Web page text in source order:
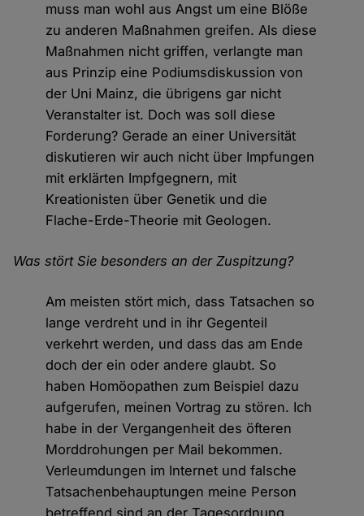
muss man wohl aus Angst um eine Blöße
zu anderen Maßnahmen greifen. Als diese
Maßnahmen nicht griffen, verlangte man
aus Prinzip eine Podiumsdiskussion von
der Uni Mainz, die übrigens gar nicht
Veranstalter ist. Doch was soll diese
Forderung? Gerade an einer Universität
diskutieren wir auch nicht über Impfungen
mit erklärten Impfgegnern, mit
Kreationisten über Genetik und die
Flache-Erde-Theorie mit Geologen.
Was stört Sie besonders an der Zuspitzung?
Am meisten stört mich, dass Tatsachen so
lange verdreht und in ihr Gegenteil
verkehrt werden, und dass das am Ende
doch der ein oder andere glaubt. So
haben Homöopathen zum Beispiel dazu
aufgerufen, meinen Vortrag zu stören. Ich
habe in der Vergangenheit des öfteren
Morddrohungen per Mail bekommen.
Verleumdungen im Internet und falsche
Tatsachenbehauptungen meine Person